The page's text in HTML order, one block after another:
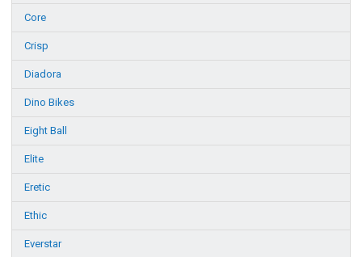
Core
Crisp
Diadora
Dino Bikes
Eight Ball
Elite
Eretic
Ethic
Everstar